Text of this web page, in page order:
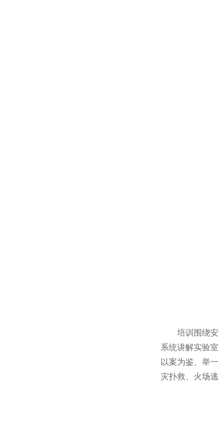
培训围绕
系统讲解实验
以案为鉴、举
灾扑救、火场